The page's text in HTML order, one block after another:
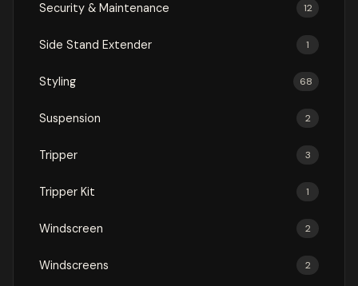
Security & Maintenance 12
Side Stand Extender 1
Styling 68
Suspension 2
Tripper 3
Tripper Kit 1
Windscreen 2
Windscreens 2